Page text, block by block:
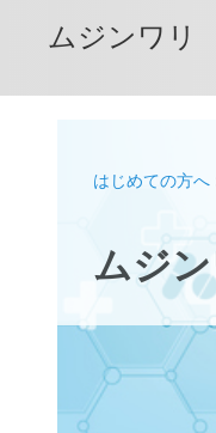
ムジンワリ
はじめての方へ
ムジ